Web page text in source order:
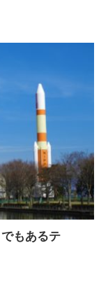
もあるテ